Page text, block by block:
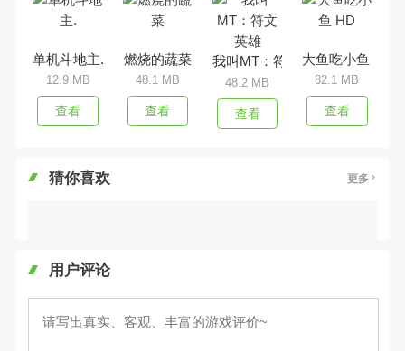
单机斗地主.
12.9 MB
查看
燃烧的蔬菜
48.1 MB
查看
我叫MT：符文英雄
48.2 MB
查看
大鱼吃小鱼 HD
82.1 MB
查看
猜你喜欢 更多
用户评论